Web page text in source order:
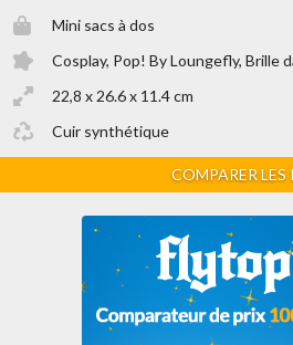
Mini sacs à dos
Cosplay, Pop! By Loungefly, Brille
22,8 x 26.6 x 11.4 cm
Cuir synthétique
COMPARER LES